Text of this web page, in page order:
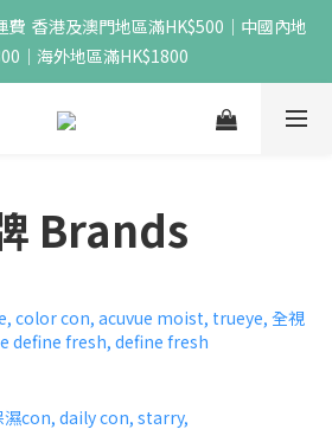
香港及澳門地區滿HK$500｜中國內地
｜海外地區滿HK$1800
Brands